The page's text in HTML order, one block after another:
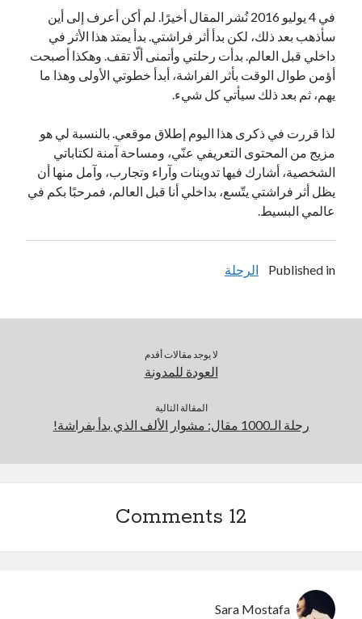
في 4 يوليو 2016 نُشر المقال أخيرًا. لم أكن أعرف إلى أين
سأذهب بعد ذلك، لكن بدأ أثر فراشتي. بدأ يمتد هذا الأثر في
داخلي قبل العالم. بدأت رحلتي وأتمنى ألّا تقف. وهكذا أصبحت
أؤمن طوال الوقت بأثر الفراشة، أبدأ خطوتي الأولى وهذا ما
يهم، ثم بعد ذلك سيأتي كل شيء.
لذا قررت في ذكرى هذا اليوم إطلاق موقعي. بالنسبة لي هو
مزيج من المحتوى التعريفي عنّي، ومساحة آمنة لكتاباتي
الشخصية، أشارك فيها تدوينات وآراء وتجارب، وآمل منها أن
يظل أثر فراشتي يتّسع، بداخلي أنا قبل العالم، فمرحبًا بكم في
عالمي البسيط.
Published in الرحلة
لا يوجد مقالات أقدم
العودة للمدونة
المقالة التالية
رحلة الـ1000 مقال: مشوار الألف الذي بدأ بفراشة!
12 Comments
Sara Mostafa